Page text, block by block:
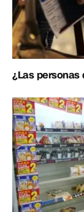
¿Las personas